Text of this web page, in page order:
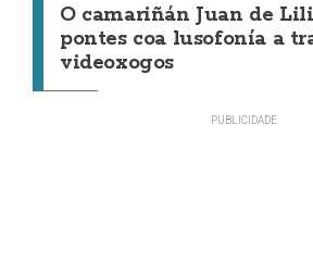
O camariñán Juan de
pontes coa lusofonía a
videoxogos